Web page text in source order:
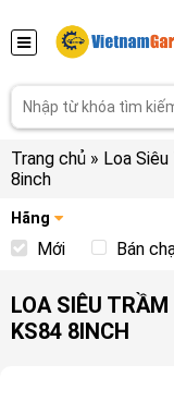
Trang chủ » Loa
8inch
Hãng
Mới Bán
LOA SIÊU
KS84 8INCH